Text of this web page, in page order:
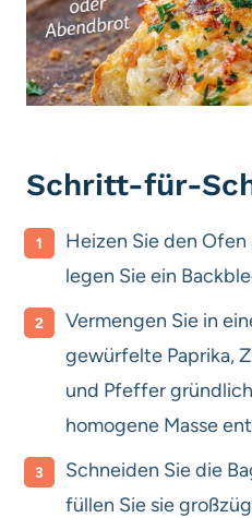
Schritt-für-
Heizen Sie den Ofen
legen Sie ein
Vermengen Sie in
gewürfelte Paprika,
und Pfeffer
homogene Masse
Schneiden Sie die
füllen Sie sie